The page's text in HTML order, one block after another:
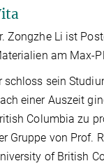
Zongzhe Li ist
am Max-
schloss sein
einer Auszeit
Columbia zu
Gruppe von Prof.
of British